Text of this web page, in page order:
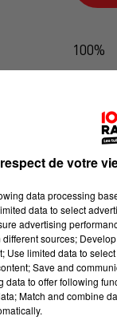
100%
de votre
data processing
data to select
advertising
sources;
limited data to
Save and
data to offer following
Match and combine